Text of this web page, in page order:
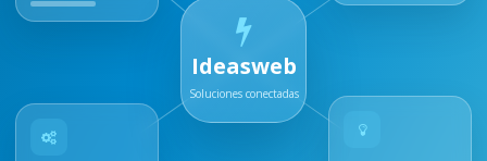
Ideasweb
Soluciones conectadas